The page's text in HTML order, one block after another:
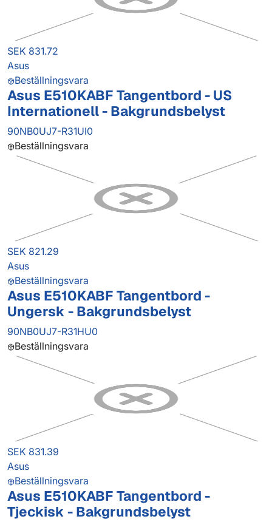
SEK 831.72
Asus
Beställningsvara
Asus E510KABF Tangentbord - US
Internationell - Bakgrundsbelyst
90NB0UJ7-R31UI0
Beställningsvara
SEK 821.29
Asus
Beställningsvara
Asus E510KABF Tangentbord -
Ungersk - Bakgrundsbelyst
90NB0UJ7-R31HU0
Beställningsvara
SEK 831.39
Asus
Beställningsvara
Asus E510KABF Tangentbord -
Tjeckisk - Bakgrundsbelyst